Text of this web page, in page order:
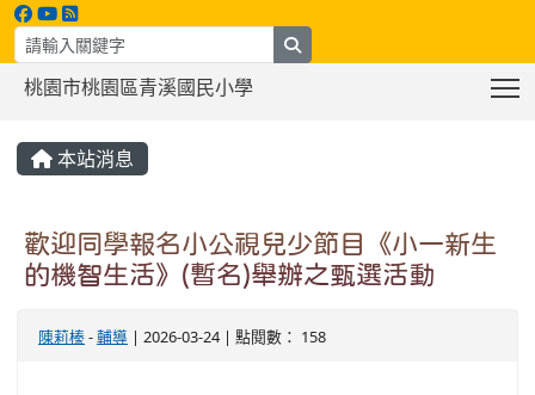
桃園市桃園區青溪國民小學
本站消息
歡迎同學報名小公視兒少節目《小一新生
的機智生活》(暫名)舉辦之甄選活動
陳莉榛-輔導 | 2026-03-24 | 點閱數： 158